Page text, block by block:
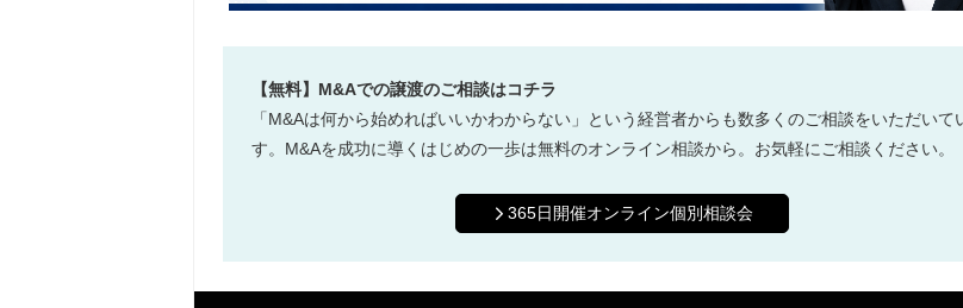
【無料】M&Aでの譲渡のご相談はコチラ
「M&Aは何から始めればいいかわからない」という経営者からも数多くのご相談をいただいて
す。M&Aを成功に導くはじめの一歩は無料のオンライン相談から。お気軽にご相談ください。
365日開催オンライン個別相談会